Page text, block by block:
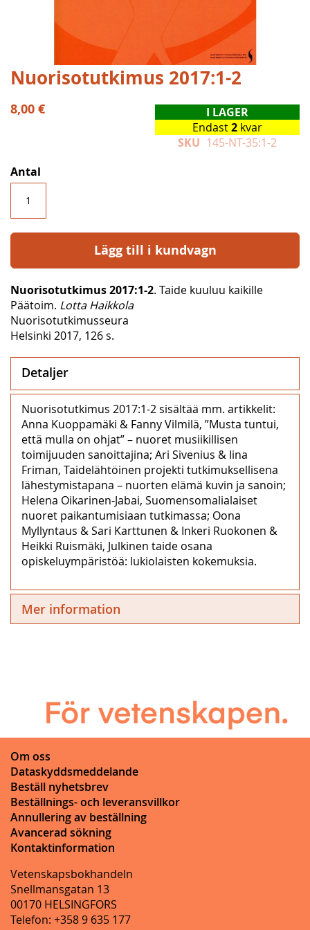
Hoppa
till
början
av
Nuorisotutkimus 2017:1-2
8,00 €
I LAGER
Endast2 kvar
SKU 145-NT-35:1-2
Antal
Lägg till i kundvagn
Nuorisotutkimus 2017:1-2. Taide kuuluu kaikille
Päätoim. Lotta Haikkola
Nuorisotutkimusseura
Helsinki 2017, 126 s.
Detaljer
Nuorisotutkimus 2017:1-2 sisältää mm. artikkelit:
Anna Kuoppamäki & Fanny Vilmilä, ”Musta tuntui,
että mulla on ohjat” – nuoret musiikillisen
toimijuuden sanoittajina; Ari Sivenius & Iina
Friman, Taidelähtöinen projekti tutkimuksellisena
lähestymistapana – nuorten elämä kuvin ja sanoin;
Helena Oikarinen-Jabai, Suomensomalialaiset
nuoret paikantumisiaan tutkimassa; Oona
Myllyntaus & Sari Karttunen & Inkeri Ruokonen &
Heikki Ruismäki, Julkinen taide osana
opiskeluympäristöä: lukiolaisten kokemuksia.
Mer information
Om oss
Dataskyddsmeddelande
Beställ nyhetsbrev
Beställnings- och leveransvillkor
Annullering av beställning
Avancerad sökning
Kontaktinformation
Vetenskapsbokhandeln
Snellmansgatan 13
00170 HELSINGFORS
Telefon: +358 9 635 177